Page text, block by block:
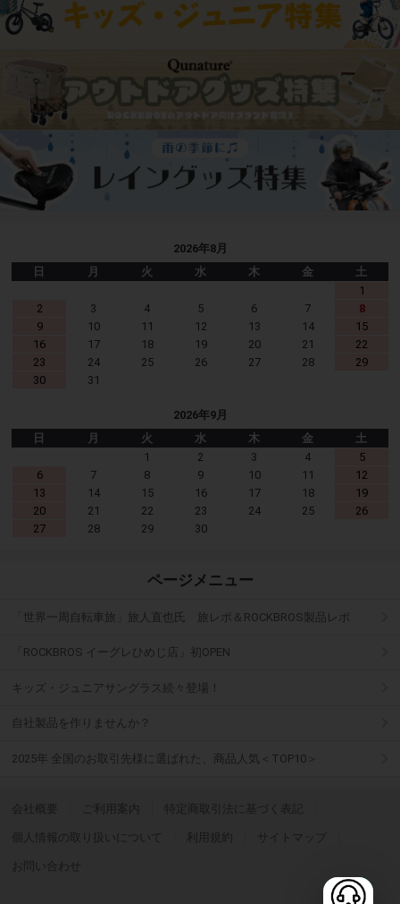
2026年8月
日
月 火 水 木 金
土
1
2
3 4 5 6 7
8
9
10 11 12 13 14
15
16
17 18 19 20 21
22
23
24 25 26 27 28
29
30
31
2026年9月
日
月 火 水 木 金
土
1
2 3 4
5
6
7 8 9 10 11
12
13
14 15 16 17 18
19
20
21 22 23 24 25
26
27
28 29 30
ページメニュー
「世界一周自転車旅」旅人直也氏 旅レポ＆ROCKBROS製品レポ
「ROCKBROS イーグレひめじ店」初OPEN
キッズ・ジュニアサングラス続々登場！
自社製品を作りませんか？
2025年 全国のお取引先様に選ばれた、商品人気＜TOP10＞
会社概要 ご利用案内 特定商取引法に基づく表記
個人情報の取り扱いについて 利用規約 サイトマップ
お問い合わせ